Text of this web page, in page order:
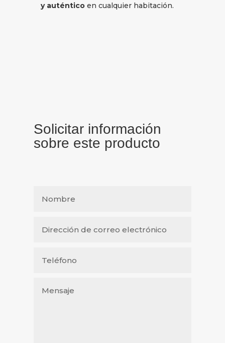
y auténtico en cualquier habitación.
Solicitar información
sobre este producto